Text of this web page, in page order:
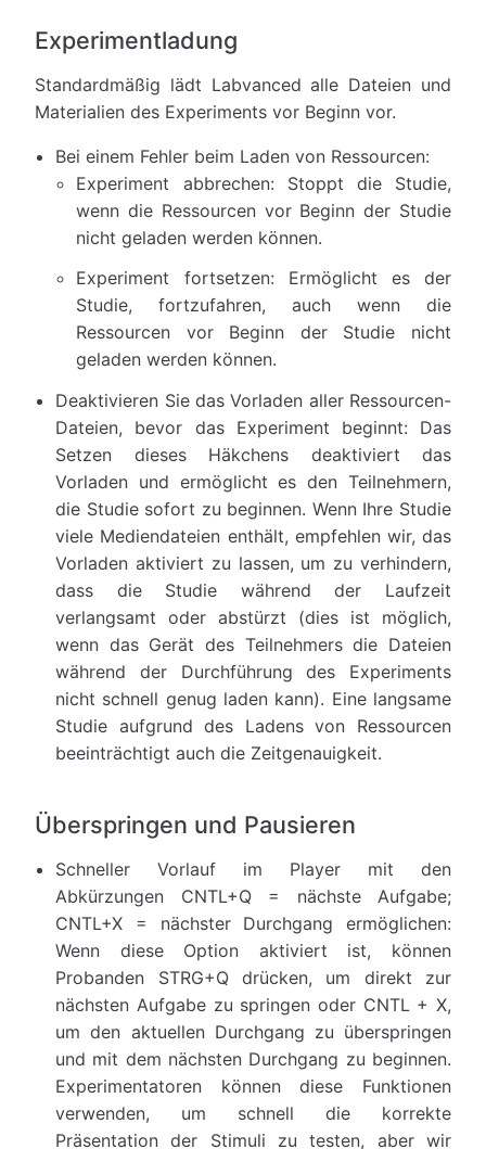
Experimentladung
Standardmäßig lädt Labvanced alle Dateien und
Materialien des Experiments vor Beginn vor.
Bei einem Fehler beim Laden von Ressourcen:
Experiment abbrechen: Stoppt die Studie,
wenn die Ressourcen vor Beginn der Studie
nicht geladen werden können.
Experiment fortsetzen: Ermöglicht es der
Studie, fortzufahren, auch wenn die
Ressourcen vor Beginn der Studie nicht
geladen werden können.
Deaktivieren Sie das Vorladen aller Ressourcen-
Dateien, bevor das Experiment beginnt: Das
Setzen dieses Häkchens deaktiviert das
Vorladen und ermöglicht es den Teilnehmern,
die Studie sofort zu beginnen. Wenn Ihre Studie
viele Mediendateien enthält, empfehlen wir, das
Vorladen aktiviert zu lassen, um zu verhindern,
dass die Studie während der Laufzeit
verlangsamt oder abstürzt (dies ist möglich,
wenn das Gerät des Teilnehmers die Dateien
während der Durchführung des Experiments
nicht schnell genug laden kann). Eine langsame
Studie aufgrund des Ladens von Ressourcen
beeinträchtigt auch die Zeitgenauigkeit.
Überspringen und Pausieren
Schneller Vorlauf im Player mit den
Abkürzungen CNTL+Q = nächste Aufgabe;
CNTL+X = nächster Durchgang ermöglichen:
Wenn diese Option aktiviert ist, können
Probanden STRG+Q drücken, um direkt zur
nächsten Aufgabe zu springen oder CNTL + X,
um den aktuellen Durchgang zu überspringen
und mit dem nächsten Durchgang zu beginnen.
Experimentatoren können diese Funktionen
verwenden, um schnell die korrekte
Präsentation der Stimuli zu testen, aber wir